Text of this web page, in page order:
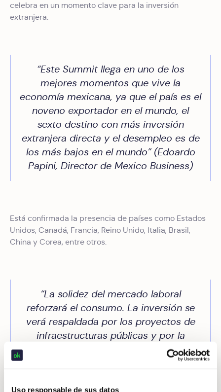
Uso responsable de sus datos
celebra en un momento clave para la inversión
extranjera.
“Este Summit llega en uno de los
mejores momentos que vive la
economía mexicana, ya que el país es el
noveno exportador en el mundo, el
sexto destino con más inversión
extranjera directa y el desempleo es de
los más bajos en el mundo” (Edoardo
Papini, Director de Mexico Business)
Está confirmada la presencia de países como Estados
Unidos, Canadá, Francia, Reino Unido, Italia, Brasil,
China y Corea, entre otros.
“La solidez del mercado laboral
reforzará el consumo. La inversión se
verá respaldada por los proyectos de
infraestructuras públicas y por la
deslocalización gradual de actividades
manufactureras a México. México